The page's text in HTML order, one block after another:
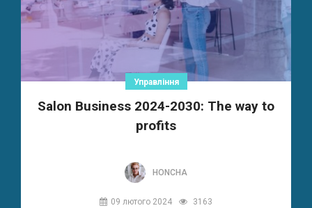
Управління
Salon Business 2024-2030: The way to
profits
HONCHA
09 лютого 2024 3163